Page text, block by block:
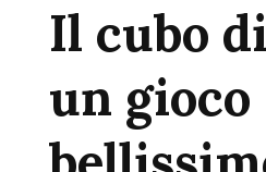
Il cubo
un gioco